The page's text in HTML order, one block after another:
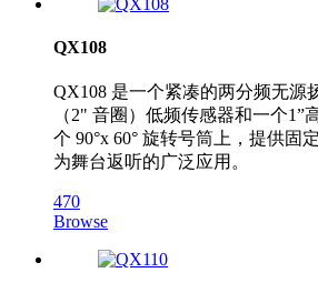
QX108
QX108 是一个紧凑的两分频无源
（2" 音圈）低频传感器和一个1”
个 90°x 60° 旋转号筒上，提供固
为舞台返听的广泛应用。
470
Browse